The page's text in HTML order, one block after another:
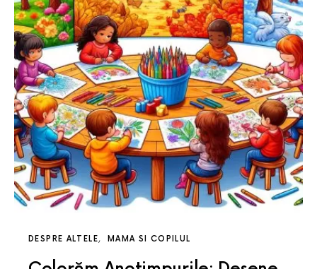
DESPRE ALTELE MAMA SI COPILUL